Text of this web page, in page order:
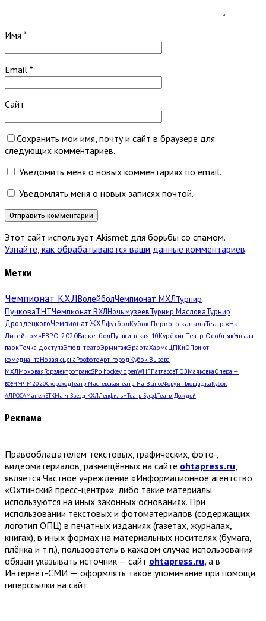
Имя *
Email *
Сайт
Сохранить мои имя, почту и сайт в браузере для
следующих комментариев.
Уведомить меня о новых комментариях по email.
Уведомлять меня о новых записях почтой.
Этот сайт использует Akismet для борьбы со спамом.
Узнайте, как обрабатываются ваши данные комментариев.
Метки
Чемпионат КХЛВолейболЧемпионат МХЛТурнир
ПучковаТНТЧемпионат ВХЛНочь музеевТурнир МасловаТурнир
ДроздецкогоЧемпионат ЖХЛфутболКубок Первого каналаТеатр «На
Литейном»ЕВРО-2020БаскетболПушкинская-10КурёхинТеатр ОсобнякУпсала-
паркТочка доступаЭтюд-театрЭрмитажЭрартаХармсЦПКиОПриют
комедиантаНовая сценаРосфотоАрт-город Кубок Вызова
МХЛМоховаяГорэлектротрансSPb hockey openWHFПатласовТЮЗМаяковкаОпера —
всемМЧМ2020СкороходТеатр МастерскаяТеатр. На ВыносФорум ПлощадкаКубок
АЛРОСАМанежБТКМатч Звёзд КХЛЛенфильмТеатр БуффТеатр Дождей
Реклама
Правообладателем текстовых, графических, фото-,
видеоматериалов, размещённых на сайте ohtapress.ru,
является Частное учреждение «Информационное агентство
«Охтинский пресс-центр»», либо такие материалы
используются на иных законных основаниях. При
использовании текстовых и фотоматериалов (содержащих
логотип ОПЦ) в печатных изданиях (газетах, журналах,
книгах), в иных формах на материальных носителях (бумага,
плёнка и т.п.), пользователь в каждом случае использования
обязан указывать источник — сайт ohtapress.ru, а в
Интернет-СМИ — оформлять такое упоминание при помощи
гиперссылки на сайт.